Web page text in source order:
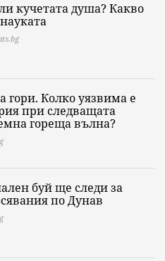
кучетата душа? Какво
гори. Колко уязвима е
при следващата
гореща вълна?
буй ще следи за
по Дунав